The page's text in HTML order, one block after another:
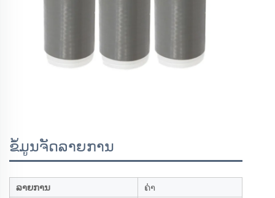
ຂໍ້ມູນຈັດລາຍການ
ລາຍການ
ຄ່າ